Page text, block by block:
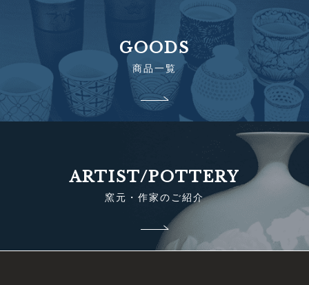
GOODS
商品一覧
ARTIST/POTTERY
窯元・作家のご紹介